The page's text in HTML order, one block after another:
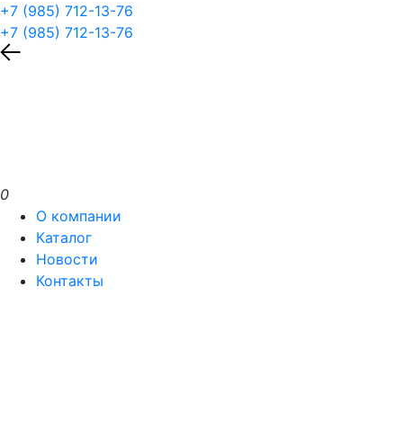
+7 (985) 712-13-76
+7 (985) 712-13-76
0
О компании
Каталог
Новости
Контакты